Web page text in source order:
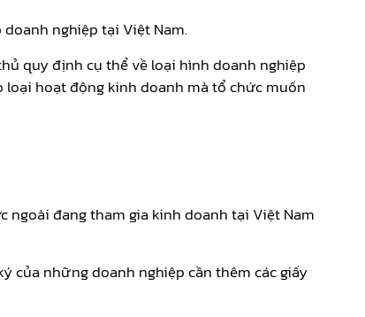
nghiệp tại Việt Nam.
quy định cụ thể về loại hình doanh nghiệp
hoạt động kinh doanh mà tổ chức muốn
ngoài đang tham gia kinh doanh tại Việt Nam
của những doanh nghiệp cần thêm các giấy